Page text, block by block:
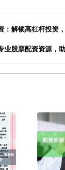
：解锁高杠杆投资
业股票配资资源，